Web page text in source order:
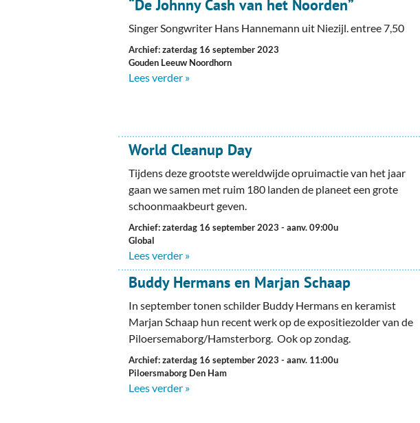
“De Johnny Cash van het Noorden”
Singer Songwriter Hans Hannemann uit Niezijl. entree 7,50
Archief: zaterdag 16 september 2023
Gouden Leeuw Noordhorn
Lees verder »
World Cleanup Day
Tijdens deze grootste wereldwijde opruimactie van het jaar
gaan we samen met ruim 180 landen de planeet een grote
schoonmaakbeurt geven.
Archief: zaterdag 16 september 2023- aanv. 09:00u
Global
Lees verder »
Buddy Hermans en Marjan Schaap
In september tonen schilder Buddy Hermans en keramist
Marjan Schaap hun recent werk op de expositiezolder van de
Piloersemaborg/Hamsterborg. Ook op zondag.
Archief: zaterdag 16 september 2023- aanv. 11:00u
Piloersmaborg Den Ham
Lees verder »